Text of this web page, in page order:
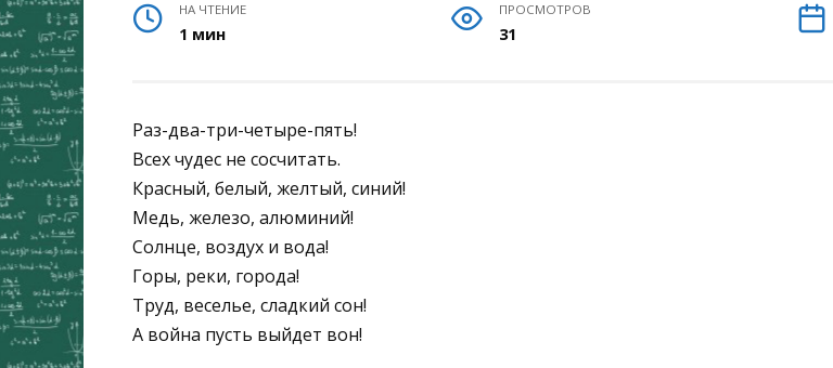
НА ЧТЕНИЕ
1 мин
ПРОСМОТРОВ
31
Раз-два-три-четыре-пять!
Всех чудес не сосчитать.
Красный, белый, желтый, синий!
Медь, железо, алюминий!
Солнце, воздух и вода!
Горы, реки, города!
Труд, веселье, сладкий сон!
А война пусть выйдет вон!